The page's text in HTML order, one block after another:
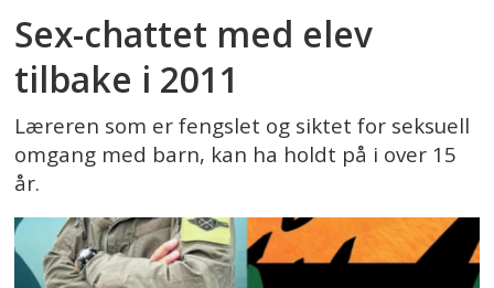
Sex-chattet med elev
tilbake i 2011
Læreren som er fengslet og siktet for seksuell
omgang med barn, kan ha holdt på i over 15
år.